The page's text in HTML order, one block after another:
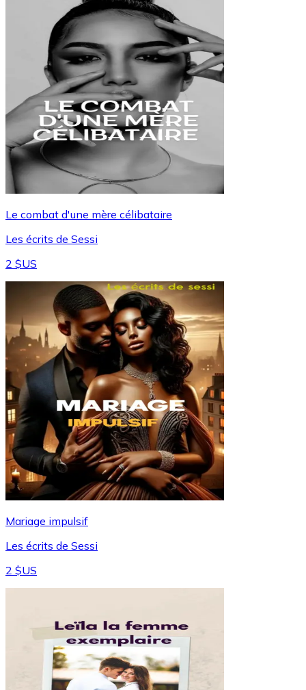
Le combat d'une mère célibataire
Les écrits de Sessi
2 $US
Mariage impulsif
Les écrits de Sessi
2 $US